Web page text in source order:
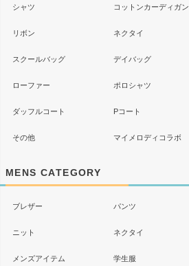
シャツ コットンカーディガン
リボン ネクタイ
スクールバッグ デイバッグ
ローファー ポロシャツ
ダッフルコート Pコート
その他 マイメロディコラボ
MENS CATEGORY
ブレザー パンツ
ニット ネクタイ
メンズアイテム 学生服